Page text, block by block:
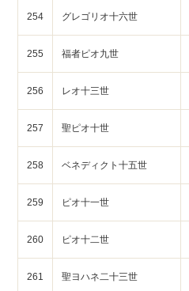
254 グレゴリオ十六世
255 福者ピオ九世
256 レオ十三世
257 聖ピオ十世
258 ベネディクト十五世
259 ピオ十一世
260 ピオ十二世
261 聖ヨハネ二十三世